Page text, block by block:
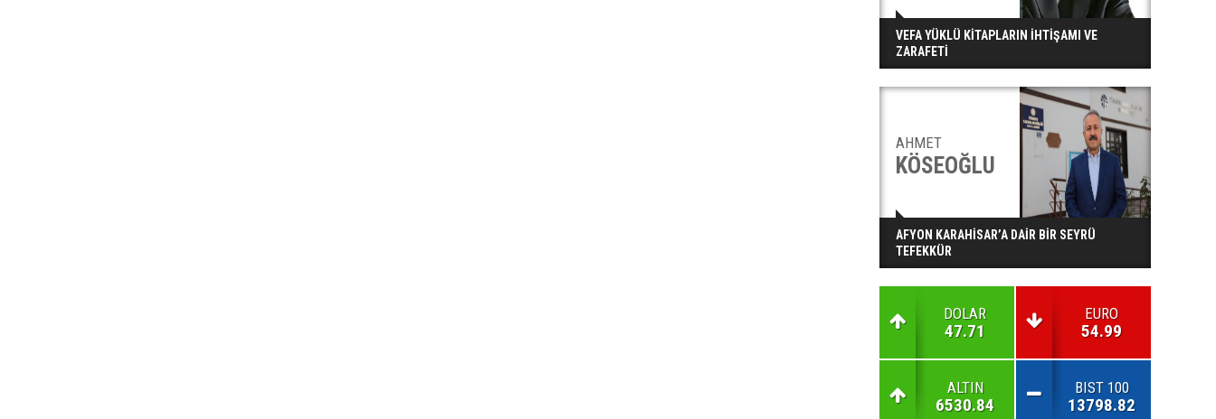
VEFA YÜKLÜ KİTAPLARIN İHTİŞAMI VE
ZARAFETİ
AHMET
KÖSEOĞLU
AFYON KARAHİSAR’A DAİR BİR SEYRÜ
TEFEKKÜR
DOLAR
47.71
EURO
54.99
ALTIN
6530.84
BIST 100
13798.82